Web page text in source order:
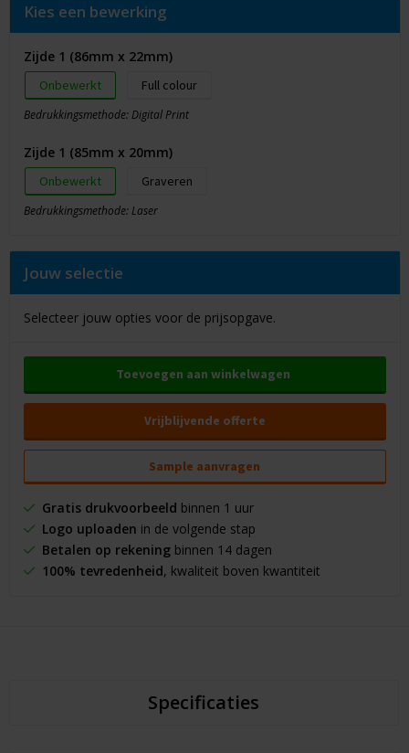
Kies een bewerking
Zijde 1 (86mm x 22mm)
Onbewerkt Full colour
Bedrukkingsmethode: Digital Print
Zijde 1 (85mm x 20mm)
Onbewerkt Graveren
Bedrukkingsmethode: Laser
Jouw selectie
Selecteer jouw opties voor de prijsopgave.
Toevoegen aan winkelwagen
Vrijblijvende offerte
Sample aanvragen
Gratis drukvoorbeeld binnen 1 uur
Logo uploaden in de volgende stap
Betalen op rekeningbinnen 14 dagen
100% tevredenheid, kwaliteit boven kwantiteit
Specificaties